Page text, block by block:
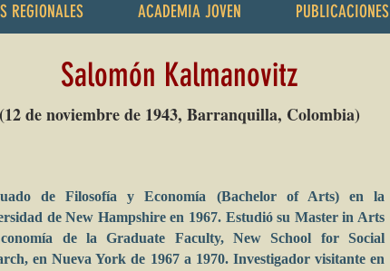
REGIONALES ACADEMIA JOVEN PUBLICACIONES
Salomón Kalmanovitz
(12 de noviembre de 1943, Barranquilla, Colombia)
de Filosofía y Economía (Bachelor of Arts) en la
de New Hampshire en 1967. Estudió su Master in Arts
de la Graduate Faculty, New School for Social
en Nueva York de 1967 a 1970. Investigador visitante en